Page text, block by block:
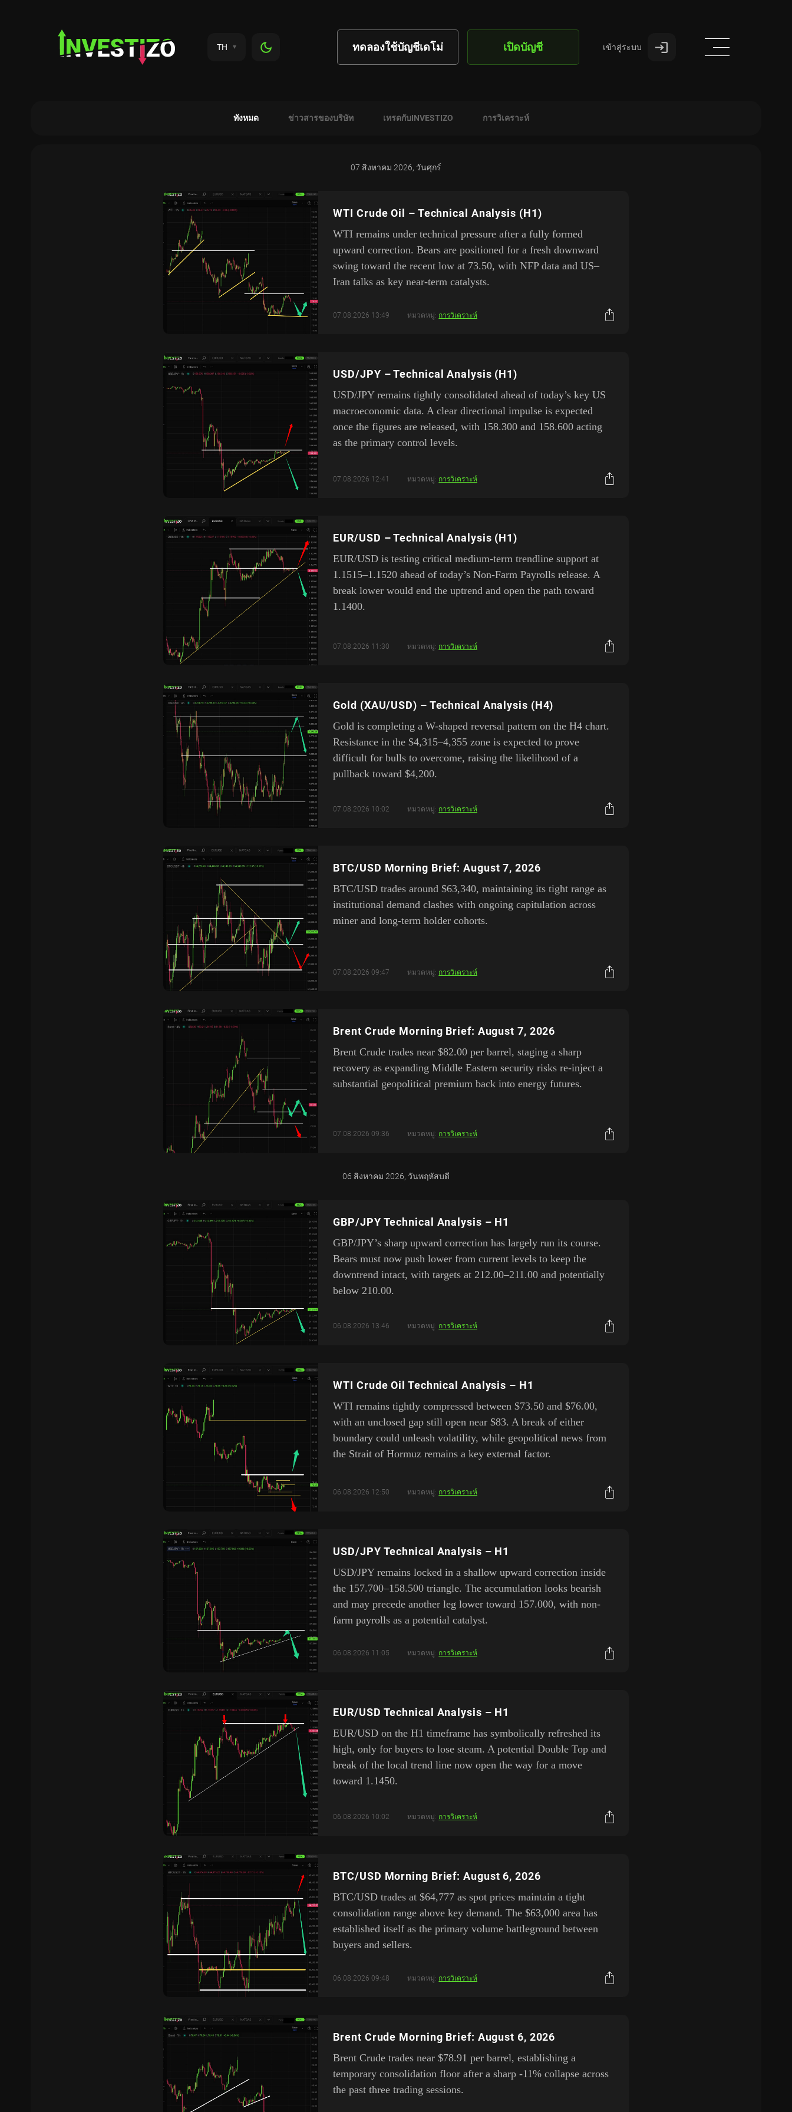
TH ทดลองใช้บัญชีเดโม่ เปิดบัญชี เข้าสู่ระบบ
ทังหมด ข่าวสารของบริษัท เทรดกับINVESTIZO การวิเคราะห์
07 สิงหาคม 2026, วันศุกร์
WTI Crude Oil – Technical Analysis (H1)
WTI remains under technical pressure after a fully formed
upward correction. Bears are positioned for a fresh downward
swing toward the recent low at 73.50, with NFP data and US–
Iran talks as key near-term catalysts.
07.08.2026 13:49 หมวดหมู่: การวิเคราะห์
USD/JPY – Technical Analysis (H1)
USD/JPY remains tightly consolidated ahead of today’s key US
macroeconomic data. A clear directional impulse is expected
once the figures are released, with 158.300 and 158.600 acting
as the primary control levels.
07.08.2026 12:41 หมวดหมู่: การวิเคราะห์
EUR/USD – Technical Analysis (H1)
EUR/USD is testing critical medium-term trendline support at
1.1515–1.1520 ahead of today’s Non-Farm Payrolls release. A
break lower would end the uptrend and open the path toward
1.1400.
07.08.2026 11:30 หมวดหมู่: การวิเคราะห์
Gold (XAU/USD) – Technical Analysis (H4)
Gold is completing a W-shaped reversal pattern on the H4 chart.
Resistance in the $4,315–4,355 zone is expected to prove
difficult for bulls to overcome, raising the likelihood of a
pullback toward $4,200.
07.08.2026 10:02 หมวดหมู่: การวิเคราะห์
BTC/USD Morning Brief: August 7, 2026
BTC/USD trades around $63,340, maintaining its tight range as
institutional demand clashes with ongoing capitulation across
miner and long-term holder cohorts.
07.08.2026 09:47 หมวดหมู่: การวิเคราะห์
Brent Crude Morning Brief: August 7, 2026
Brent Crude trades near $82.00 per barrel, staging a sharp
recovery as expanding Middle Eastern security risks re-inject a
substantial geopolitical premium back into energy futures.
07.08.2026 09:36 หมวดหมู่: การวิเคราะห์
06 สิงหาคม 2026, วันพฤหัสบดี
GBP/JPY Technical Analysis – H1
GBP/JPY’s sharp upward correction has largely run its course.
Bears must now push lower from current levels to keep the
downtrend intact, with targets at 212.00–211.00 and potentially
below 210.00.
06.08.2026 13:46 หมวดหมู่: การวิเคราะห์
WTI Crude Oil Technical Analysis – H1
WTI remains tightly compressed between $73.50 and $76.00,
with an unclosed gap still open near $83. A break of either
boundary could unleash volatility, while geopolitical news from
the Strait of Hormuz remains a key external factor.
06.08.2026 12:50 หมวดหมู่: การวิเคราะห์
USD/JPY Technical Analysis – H1
USD/JPY remains locked in a shallow upward correction inside
the 157.700–158.500 triangle. The accumulation looks bearish
and may precede another leg lower toward 157.000, with non-
farm payrolls as a potential catalyst.
06.08.2026 11:05 หมวดหมู่: การวิเคราะห์
EUR/USD Technical Analysis – H1
EUR/USD on the H1 timeframe has symbolically refreshed its
high, only for buyers to lose steam. A potential Double Top and
break of the local trend line now open the way for a move
toward 1.1450.
06.08.2026 10:02 หมวดหมู่: การวิเคราะห์
BTC/USD Morning Brief: August 6, 2026
BTC/USD trades at $64,777 as spot prices maintain a tight
consolidation range above key demand. The $63,000 area has
established itself as the primary volume battleground between
buyers and sellers.
06.08.2026 09:48 หมวดหมู่: การวิเคราะห์
Brent Crude Morning Brief: August 6, 2026
Brent Crude trades near $78.91 per barrel, establishing a
temporary consolidation floor after a sharp -11% collapse across
the past three trading sessions.